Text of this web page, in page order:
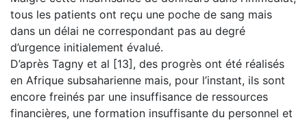
tous les patients ont reçu une poche de sang mais
dans un délai ne correspondant pas au degré
d’urgence initialement évalué.
D’après Tagny et al [13], des progrès ont été réalisés
en Afrique subsaharienne mais, pour l’instant, ils sont
encore freinés par une insuffisance de ressources
financières, une formation insuffisante du personnel et